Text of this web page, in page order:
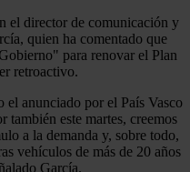
el director de comunicación y
quien ha comentado que
para renovar el Plan
retroactivo.
el anunciado por el País Vasco
también este martes, creemos
a la demanda y, sobre todo,
vehículos de más de 20 años
García.